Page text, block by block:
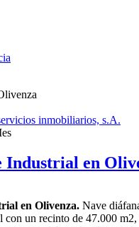
Industrial en
en Olivenza. Nave
con un recinto de 47.000